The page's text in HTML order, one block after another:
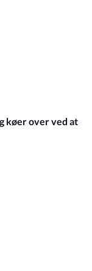
køer over ved at